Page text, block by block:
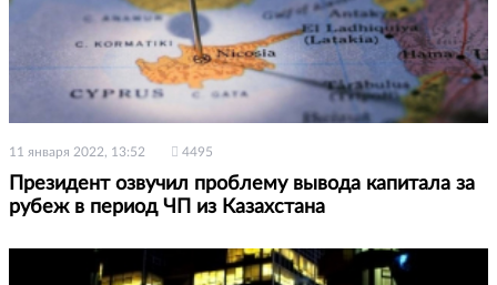
11 января 2022, 13:52 4495
Президент озвучил проблему вывода капитала за
рубеж в период ЧП из Казахстана